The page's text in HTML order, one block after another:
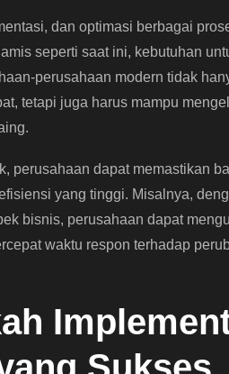
dan optimasi berbagai
seperti saat ini, kebutuhan
perusahaan modern tidak
tetapi juga harus mampu
perusahaan dapat memastikan
yang tinggi. Misalnya,
bisnis, perusahaan dapat
waktu respon terhadap